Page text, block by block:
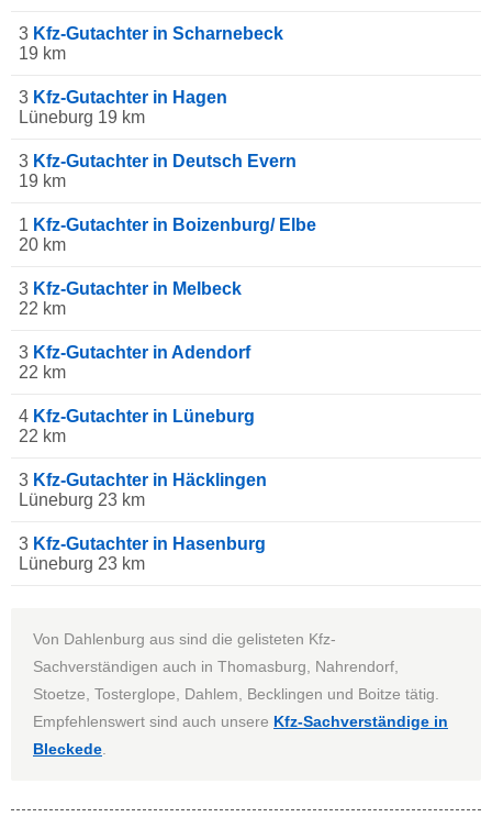
3 Kfz-Gutachter in Scharnebeck
19 km
3 Kfz-Gutachter in Hagen
Lüneburg 19 km
3 Kfz-Gutachter in Deutsch Evern
19 km
1 Kfz-Gutachter in Boizenburg/ Elbe
20 km
3 Kfz-Gutachter in Melbeck
22 km
3 Kfz-Gutachter in Adendorf
22 km
4 Kfz-Gutachter in Lüneburg
22 km
3 Kfz-Gutachter in Häcklingen
Lüneburg 23 km
3 Kfz-Gutachter in Hasenburg
Lüneburg 23 km
Von Dahlenburg aus sind die gelisteten Kfz-
Sachverständigen auch in Thomasburg, Nahrendorf,
Stoetze, Tosterglope, Dahlem, Becklingen und Boitze tätig.
Empfehlenswert sind auch unsere Kfz-Sachverständige in
Bleckede.